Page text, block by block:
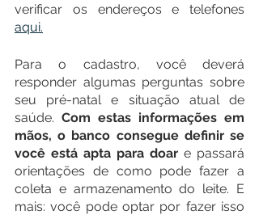
aqui.
Para o cadastro, você deverá
responder algumas perguntas sobre
seu pré-natal e situação atual de
saúde. Com estas informações em
mãos, o banco consegue definir se
você está apta para doar e passará
orientações de como pode fazer a
coleta e armazenamento do leite. E
mais: você pode optar por fazer isso